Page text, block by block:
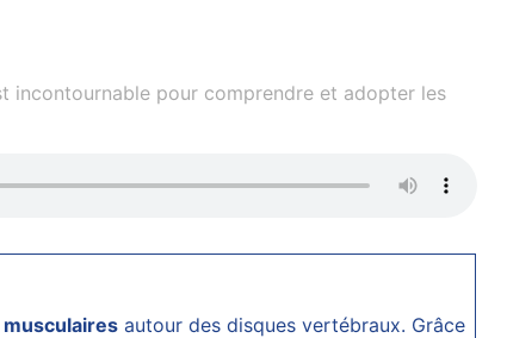
incontournable pour comprendre et adopter les
autour des disques vertébraux. Grâce